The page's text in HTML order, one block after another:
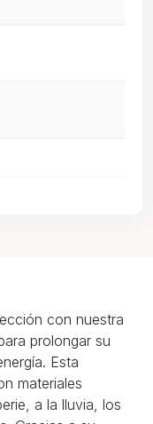
con nuestra
prolongar su
Esta
materiales
a la lluvia, los